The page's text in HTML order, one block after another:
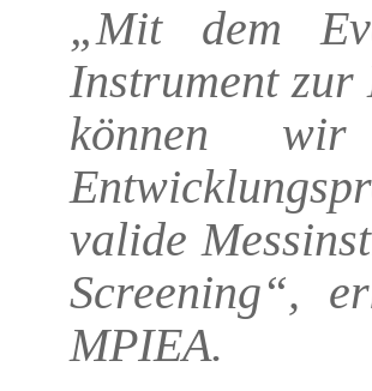
„Mit dem
Instrument
können
valide
Screening“,
MPIEA.